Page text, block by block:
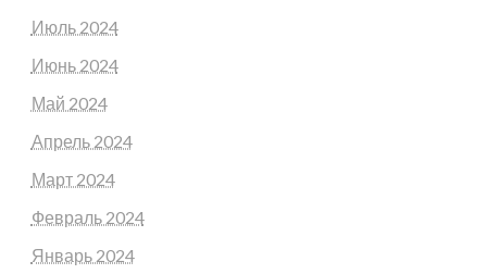
Июль 2024
Июнь 2024
Май 2024
Апрель 2024
Март 2024
Февраль 2024
Январь 2024